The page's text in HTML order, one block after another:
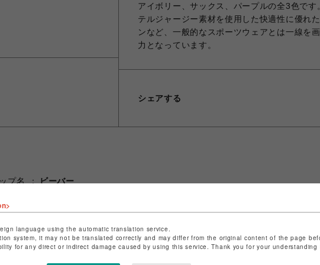
アイボリー、サックス、パープルの全3色で
テルジャージー素材を使用した快適性に優れ
ンなど、一般的なスポーツウェアとは一線を
力となっています。
シェアする
プ名
ビーバー
プお問い合わせはこちら
language using the automatic translation service.
system, it may not be translated correctly and may differ from the original content of the page
for any direct or indirect damage caused by using this service. Thank you for your understanding